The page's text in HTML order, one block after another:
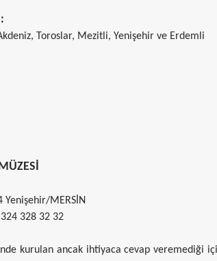
Toroslar, Mezitli, Yenişehir ve Erdemli
Yenişehir/MERSİN
328 32 32
kurulan ancak ihtiyaca cevap veremediği